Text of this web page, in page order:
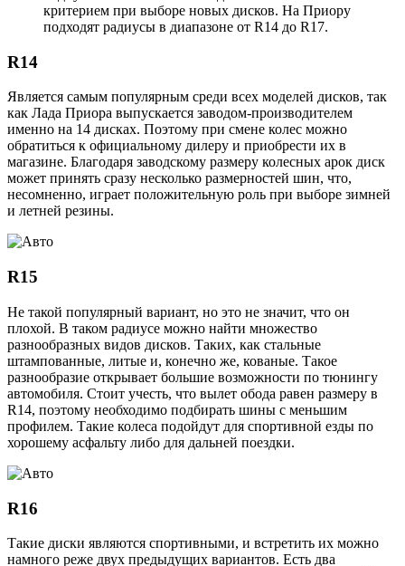
критерием при выборе новых дисков. На Приору
подходят радиусы в диапазоне от R14 до R17.
R14
Является самым популярным среди всех моделей дисков, так
как Лада Приора выпускается заводом-производителем
именно на 14 дисках. Поэтому при смене колес можно
обратиться к официальному дилеру и приобрести их в
магазине. Благодаря заводскому размеру колесных арок диск
может принять сразу несколько размерностей шин, что,
несомненно, играет положительную роль при выборе зимней
и летней резины.
R15
Не такой популярный вариант, но это не значит, что он
плохой. В таком радиусе можно найти множество
разнообразных видов дисков. Таких, как стальные
штампованные, литые и, конечно же, кованые. Такое
разнообразие открывает большие возможности по тюнингу
автомобиля. Стоит учесть, что вылет обода равен размеру в
R14, поэтому необходимо подбирать шины с меньшим
профилем. Такие колеса подойдут для спортивной езды по
хорошему асфальту либо для дальней поездки.
R16
Такие диски являются спортивными, и встретить их можно
намного реже двух предыдущих вариантов. Есть два